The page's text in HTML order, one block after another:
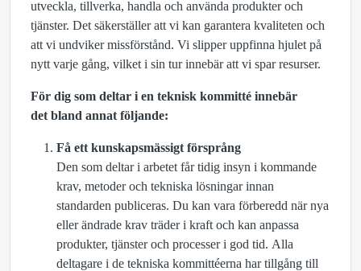
utveckla, tillverka, handla och använda produkter och
tjänster. Det säkerställer att vi kan garantera kvaliteten och
att vi undviker missförstånd. Vi slipper uppfinna hjulet på
nytt varje gång, vilket i sin tur innebär att vi spar resurser.
För dig som deltar i en teknisk kommitté innebär
det bland annat följande:
Få ett kunskapsmässigt försprång
Den som deltar i arbetet får tidig insyn i kommande
krav, metoder och tekniska lösningar innan
standarden publiceras. Du kan vara förberedd när nya
eller ändrade krav träder i kraft och kan anpassa
produkter, tjänster och processer i god tid. Alla
deltagare i de tekniska kommittéerna har tillgång till